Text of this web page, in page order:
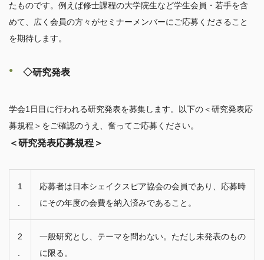
たものです。例えば修士課程の大学院生など学生会員・若手を含
めて、広く会員の方々がセミナーメンバーにご応募くださること
を期待します。
◇研究発表
学会1日目に行われる研究発表を募集します。以下の＜研究発表応
＜研究発表応募規程＞
1
応募者は日本シェイクスピア協会の会員であり、応募時
にその年度の会費を納入済みであること。
2
一般研究とし、テーマを問わない。ただし未発表のもの
に限る。